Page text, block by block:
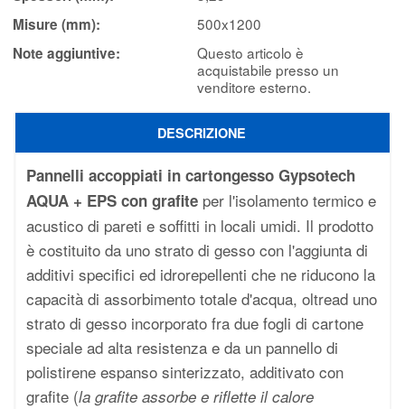
Misure (mm):
500x1200
Note aggiuntive:
Questo articolo è
acquistabile presso un
venditore esterno.
DESCRIZIONE
Pannelli accoppiati in cartongesso Gypsotech
AQUA + EPS con grafite per l'isolamento termico e
acustico di pareti e soffitti in locali umidi. Il prodotto
è costituito da uno strato di gesso con l'aggiunta di
additivi specifici ed idrorepellenti che ne riducono la
capacità di assorbimento totale d'acqua, oltread uno
strato di gesso incorporato fra due fogli di cartone
speciale ad alta resistenza e da un pannello di
polistirene espanso sinterizzato, additivato con
grafite (la grafite assorbe e riflette il calore